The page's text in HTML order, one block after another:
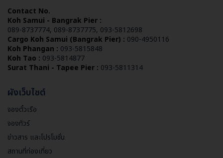
Contact No.
Koh Samui - Bangrak Pier :
089-8737774, 089-8737775, 093-5812698
Cargo Koh Samui (Bangrak Pier) : 090-4950116
Koh Phangan : 093-5815848
Koh Tao : 093-5814877
Surat Thani - Tapee Pier : 093-5811314
ผังเว็บไซต์
จองตั๋วเรือ
จองทัวร์
ข่าวสาร และโปรโมชั่น
สถานที่ท่องเที่ยว